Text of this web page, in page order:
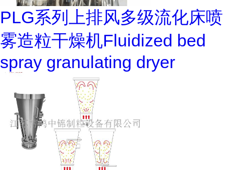
PLG系列上排风多级流化床喷
雾造粒干燥机Fluidized bed
spray granulating dryer